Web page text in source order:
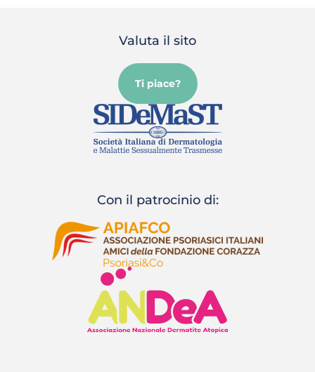
Valuta il sito
Ti piace?
Con il patrocinio di: